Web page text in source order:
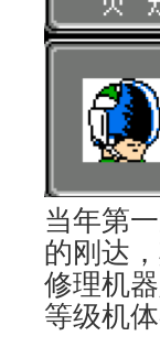
当年第
的刚达
修理机
等级机